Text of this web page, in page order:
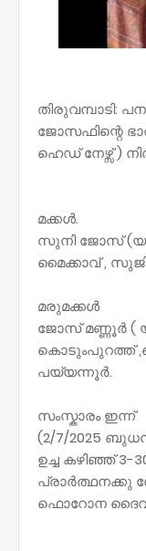
തിരുവമ്പാടി:
ജോസഫിന്റെ
ഹെഡ് നേഴ്സ് )
മക്കൾ.
സുനി ജോസ് (യു
മൈക്കാവ് ,
മരുമക്കൾ
ജോസ് മണ്ണൂർ (
കൊടുംപുറത്ത്
പയ്യന്നൂർ.
സംസ്കാരം ഇന്ന്
(2/7/2025
ഉച്ച കഴിഞ്ഞ് 3-
പ്രാർത്ഥനക്കു
ഫൊറോന